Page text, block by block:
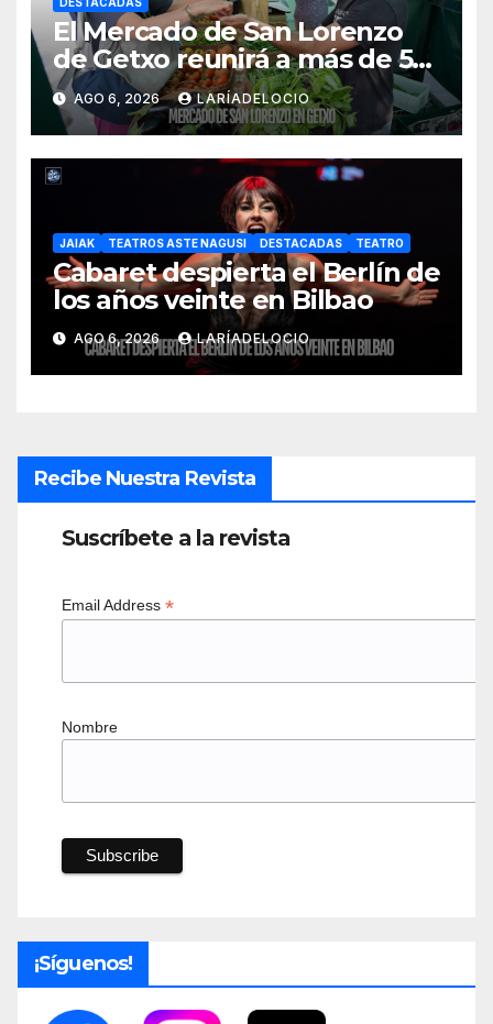
El Mercado de San Lorenzo
de Getxo reunirá a más de 50
productores del País Vasco
AGO 6, 2026 LARÍADELOCIO
JAIAK TEATROS ASTE NAGUSI DESTACADAS TEATRO
Cabaret despierta el Berlín de
los años veinte en Bilbao
AGO 6, 2026 LARÍADELOCIO
Recibe Nuestra Revista
Suscríbete a la revista
Email Address *
Nombre
¡Síguenos!